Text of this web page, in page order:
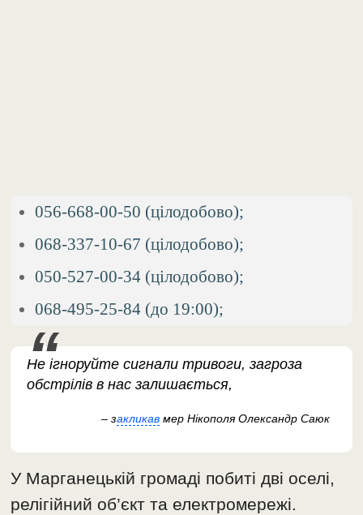
056-668-00-50 (цілодобово);
068-337-10-67 (цілодобово);
050-527-00-34 (цілодобово);
068-495-25-84 (до 19:00);
Не ігноруйте сигнали тривоги, загроза
обстрілів в нас залишається,
– закликавмер Нікополя Олександр Саюк
У Марганецькій громаді побиті дві оселі,
релігійний об’єкт та електромережі.